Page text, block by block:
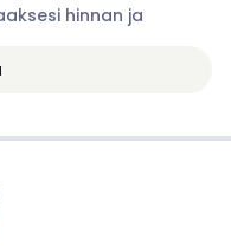
hinnan ja